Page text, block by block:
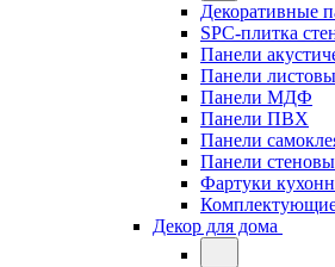
Декоративные
SPC-плитка
Панели
Панели
Панели МДФ
Панели ПВХ
Панели
Панели
Фартуки
Декор для дома